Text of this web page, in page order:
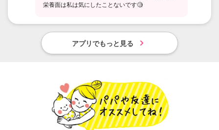
栄養面は私は気にしたことないです🧐
アプリでもっと見る